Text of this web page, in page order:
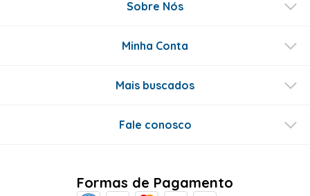
Sobre Nós
Minha Conta
Mais buscados
Fale conosco
Formas de Pagamento